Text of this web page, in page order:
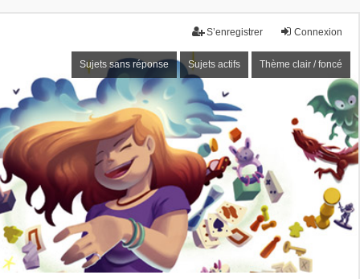
Connexion
S’enregistrer
Sujets sans réponse Sujets actifs Thème clair / foncé